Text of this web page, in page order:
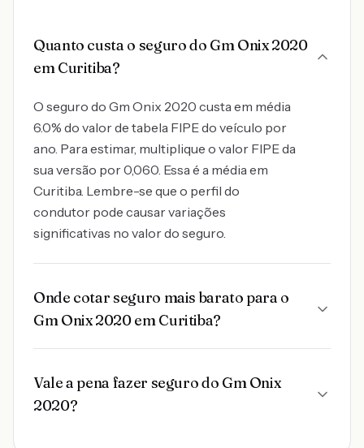
Quanto custa o seguro do Gm Onix 2020
em Curitiba?
O seguro do Gm Onix 2020 custa em média
6.0% do valor de tabela FIPE do veículo por
ano. Para estimar, multiplique o valor FIPE da
sua versão por 0,060. Essa é a média em
Curitiba. Lembre-se que o perfil do
condutor pode causar variações
significativas no valor do seguro.
Onde cotar seguro mais barato para o
Gm Onix 2020 em Curitiba?
Vale a pena fazer seguro do Gm Onix
2020?